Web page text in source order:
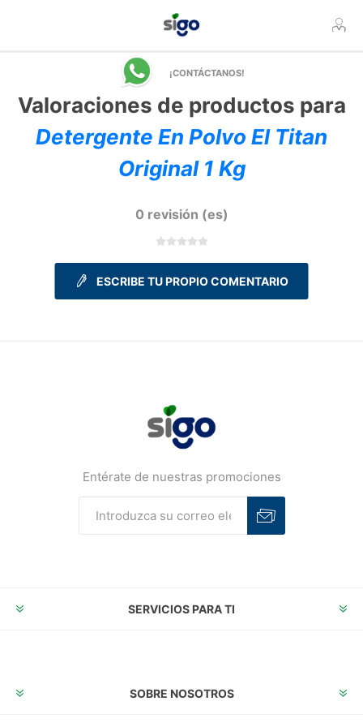
¡CONTÁCTANOS!
Valoraciones de productos para
Detergente En Polvo El Titan
Original 1 Kg
0 revisión (es)
ESCRIBE TU PROPIO COMENTARIO
Entérate de nuestras promociones
SERVICIOS PARA TI
SOBRE NOSOTROS